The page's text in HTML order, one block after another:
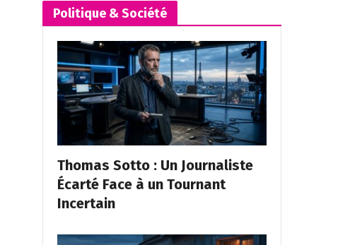
Politique & Société
Thomas Sotto : Un Journaliste
Écarté Face à un Tournant
Incertain